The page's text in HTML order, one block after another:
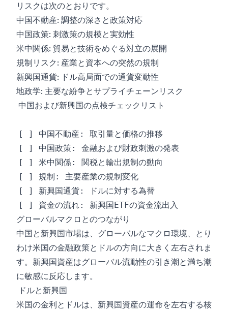
リスクは次のとおりです。
中国不動産: 調整の深さと政策対応
中国政策: 刺激策の規模と実効性
米中関係: 貿易と技術をめぐる対立の展開
規制リスク: 産業と資本への突然の規制
新興国通貨: ドル高局面での通貨変動性
地政学: 主要な紛争とサプライチェーンリスク
グローバルマクロとのつながり
中国と新興国市場は、グローバルなマクロ環境、とり
わけ米国の金融政策とドルの方向に大きく左右されま
す。新興国資産はグローバル流動性の引き潮と満ち潮
に敏感に反応します。
ドルと新興国
米国の金利とドルは、新興国資産の運命を左右する核